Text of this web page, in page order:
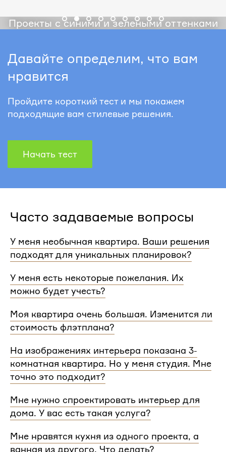
Проекты с синими и зелеными оттенками
Давайте определим, что вам
нравится
Пройдите короткий тест и мы покажем
подходящие вам стилевые решения.
Начать тест
Часто задаваемые вопросы
У меня необычная квартира. Ваши решения
подходят для уникальных планировок?
планировки и учтем особенности вашей
квартиры.
У меня есть некоторые пожелания. Их
можно будет учесть?
согласуем с вами планировочное решение,
расстановку мебели и важные детали. Вы
дизайнером Flatplan
Моя квартира очень большая. Изменится ли
стоимость флэтплана?
площади. Однако если у вас многоэтажный дом
или квартира, нужно будет купить флэтплан для
каждого этажа.
На изображениях интерьера показана 3-
комнатная квартира. Но у меня студия. Мне
точно это подходит?
и учитываем все детали. Любой стиль интерьера
на нашем сайте может быть адаптирован для
количеством комнат
Мне нужно спроектировать интерьер для
дома. У вас есть такая услуга?
квартир, но и для домов. Стоимость также не
зависит от площади. Однако если у вас в доме
Мне нравятся кухня из одного проекта, а
ванная из другого. Что делать?